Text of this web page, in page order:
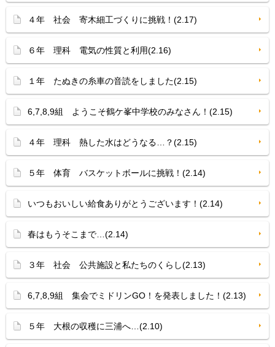
４年 社会 寄木細工づくりに挑戦！(2.17)
６年 理科 電気の性質と利用(2.16)
１年 たぬきの糸車の音読をしました(2.15)
6,7,8,9組 ようこそ鶴ケ峯中学校のみなさん！(2.15)
４年 理科 熱した水はどうなる…？(2.15)
５年 体育 バスケットボールに挑戦！(2.14)
いつもおいしい給食ありがとうございます！(2.14)
春はもうそこまで…(2.14)
３年 社会 公共施設と私たちのくらし(2.13)
6,7,8,9組 集会でミドリンGO！を発表しました！(2.13)
５年 大根の収穫に三浦へ…(2.10)